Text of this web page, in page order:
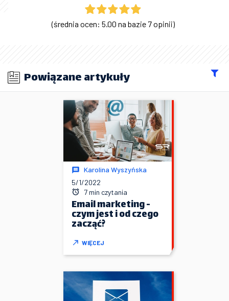
(średnia ocen: 5.00 na bazie 7 opinii)
Powiązane artykuły
Karolina Wyszyńska
5/1/2022
7 min czytania
Email marketing -
czym jest i od czego
zacząć?
WIĘCEJ